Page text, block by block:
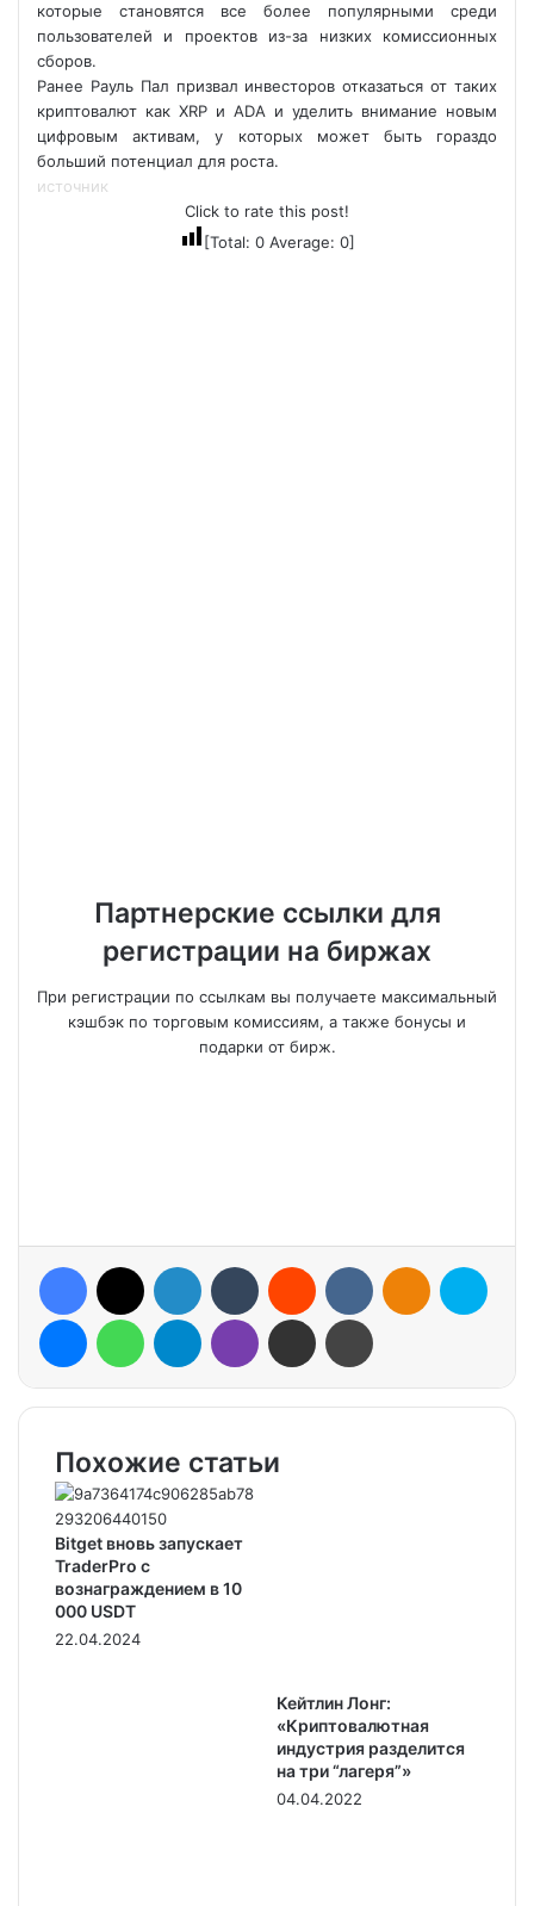
которые становятся все более популярными среди
пользователей и проектов из-за низких комиссионных
сборов.
Ранее Рауль Пал призвал инвесторов отказаться от таких
криптовалют как XRP и ADA и уделить внимание новым
цифровым активам, у которых может быть гораздо
больший потенциал для роста.
источник
Click to rate this post!
[Total: 0Average: 0]
Партнерские ссылки для
регистрации на биржах
При регистрации по ссылкам вы получаете максимальный
кэшбэк по торговым комиссиям, а также бонусы и
подарки от бирж.
Похожие статьи
Bitget вновь запускает
TraderPro с
вознаграждением в 10
000 USDT
22.04.2024
Кейтлин Лонг:
«Криптовалютная
индустрия разделится
на три “лагеря”»
04.04.2022